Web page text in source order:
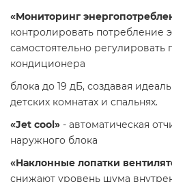
«Мониторинг
контролировать потребление
самостоятельно регулировать
кондиционера
блока до 19 дБ, создавая
детских комнатах и спальнях.
«Jet cool» - автоматическая
наружного блока
«Наклонные лопатки
снижают уровень шума